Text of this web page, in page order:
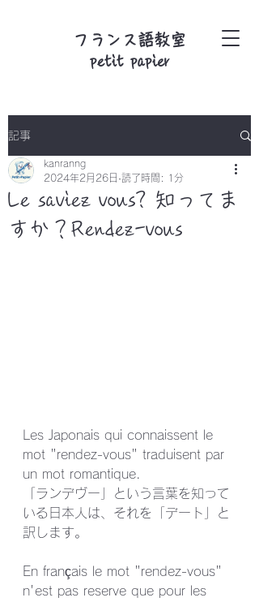
フランス語教室
petit papier
記事
Le saviez vous? 知ってま
すか？Rendez-vous
kanranng
2024年2月26日 読了時間: 1分
Les Japonais qui connaissent le
mot "rendez-vous" traduisent par
un mot romantique.
「ランデヴー」という言葉を知って
いる日本人は、それを「デート」と
訳します。
En français le mot "rendez-vous"
n'est pas reserve que pour les